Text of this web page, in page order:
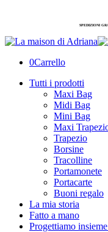
SPEDIZIONI
0Carrello
Tutti i prodotti
Maxi Bag
Midi Bag
Mini Bag
Maxi
Trapezio
Borsine
Tracolline
Portamonete
Portacarte
Buoni regalo
La mia storia
Fatto a mano
Progettiamo